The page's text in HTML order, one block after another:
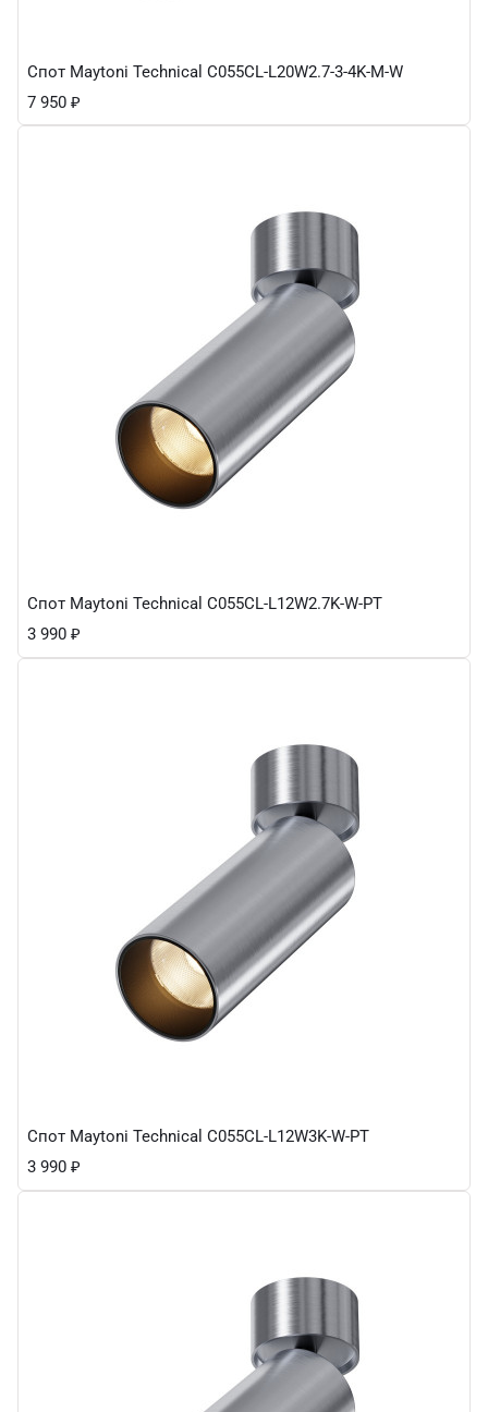
Спот Maytoni Technical C055CL-L20W2.7-3-4K-M-W
7 950 ₽
Спот Maytoni Technical C055CL-L12W2.7K-W-PT
3 990 ₽
Спот Maytoni Technical C055CL-L12W3K-W-PT
3 990 ₽